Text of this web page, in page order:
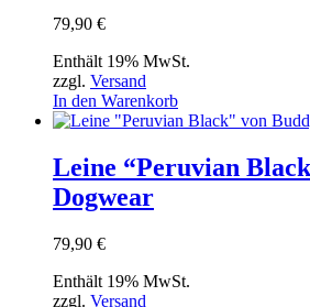
79,90 €
Enthält 19% MwSt.
zzgl. Versand
In den Warenkorb
Leine “Peruvian
Dogwear
79,90 €
Enthält 19% MwSt.
zzgl. Versand